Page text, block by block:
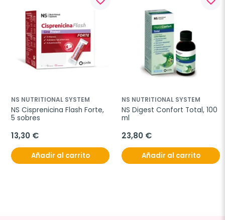
NS NUTRITIONAL SYSTEM
NS Cisprenicina Flash Forte,
5 sobres
13,30 €
Añadir al carrito
NS NUTRITIONAL SYSTEM
NS Digest Confort Total, 100
ml
23,80 €
Añadir al carrito